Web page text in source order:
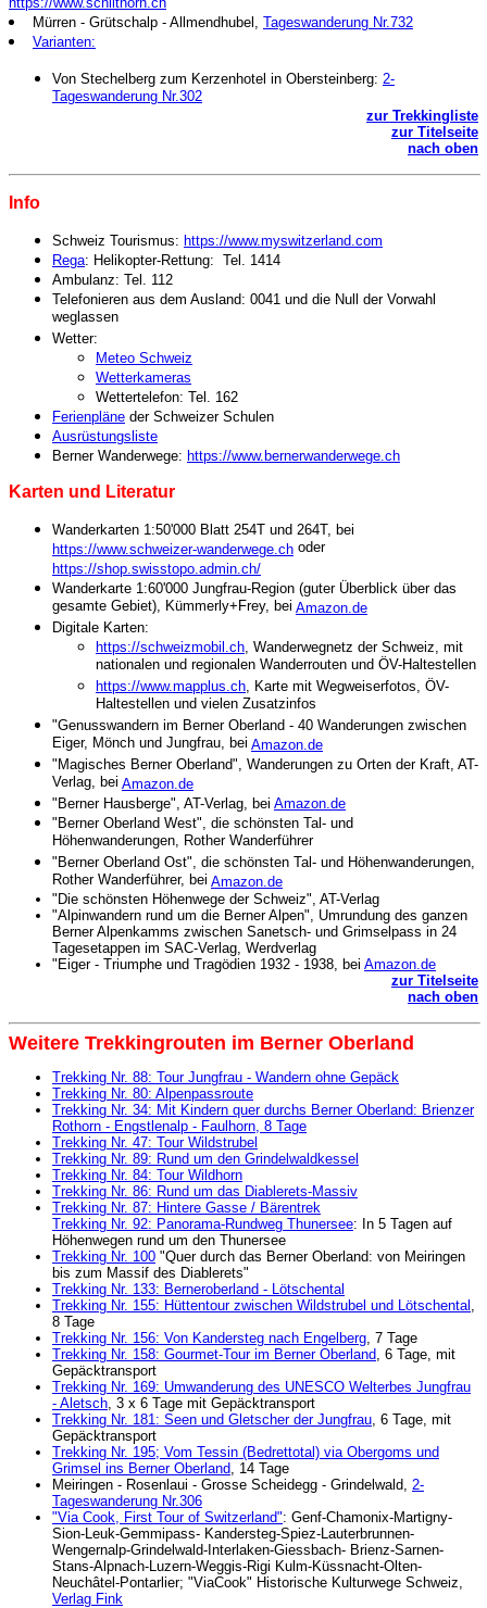
Mürren - Grütschalp - Allmendhubel, Tageswanderung Nr.732
Varianten:
Von Stechelberg zum Kerzenhotel in Obersteinberg: 2-
Tageswanderung Nr.302
zur Trekkingliste
zur Titelseite
nach oben
Info
Schweiz Tourismus: https://www.myswitzerland.com
Rega: Helikopter-Rettung: Tel. 1414
Ambulanz: Tel. 112
Telefonieren aus dem Ausland: 0041 und die Null der Vorwahl
weglassen
Wetter:
Meteo Schweiz
Wetterkameras
Wettertelefon: Tel. 162
Ferienpläne der Schweizer Schulen
Ausrüstungsliste
Berner Wanderwege: https://www.bernerwanderwege.ch
Karten und Literatur
Wanderkarten 1:50'000 Blatt 254T und 264T, bei
https://www.schweizer-wanderwege.ch oder
https://shop.swisstopo.admin.ch/
Wanderkarte 1:60'000 Jungfrau-Region (guter Überblick über das
gesamte Gebiet), Kümmerly+Frey, bei Amazon.de
Digitale Karten:
https://schweizmobil.ch, Wanderwegnetz der Schweiz, mit
nationalen und regionalen Wanderrouten und ÖV-Haltestellen
https://www.mapplus.ch, Karte mit Wegweiserfotos, ÖV-
Haltestellen und vielen Zusatzinfos
"Genusswandern im Berner Oberland - 40 Wanderungen zwischen
Eiger, Mönch und Jungfrau, bei Amazon.de
"Magisches Berner Oberland", Wanderungen zu Orten der Kraft, AT-
Verlag, bei Amazon.de
"Berner Hausberge", AT-Verlag, bei Amazon.de
"Berner Oberland West", die schönsten Tal- und
Höhenwanderungen, Rother Wanderführer
"Berner Oberland Ost", die schönsten Tal- und Höhenwanderungen,
Rother Wanderführer, bei Amazon.de
"Die schönsten Höhenwege der Schweiz", AT-Verlag
"Alpinwandern rund um die Berner Alpen", Umrundung des ganzen
Berner Alpenkamms zwischen Sanetsch- und Grimselpass in 24
Tagesetappen im SAC-Verlag, Werdverlag
"Eiger - Triumphe und Tragödien 1932 - 1938, bei Amazon.de
zur Titelseite
nach oben
Weitere Trekkingrouten im Berner Oberland
Trekking Nr. 88: Tour Jungfrau - Wandern ohne Gepäck
Trekking Nr. 80: Alpenpassroute
Trekking Nr. 34: Mit Kindern quer durchs Berner Oberland: Brienzer
Rothorn - Engstlenalp - Faulhorn, 8 Tage
Trekking Nr. 47: Tour Wildstrubel
Trekking Nr. 89: Rund um den Grindelwaldkessel
Trekking Nr. 84: Tour Wildhorn
Trekking Nr. 86: Rund um das Diablerets-Massiv
Trekking Nr. 87: Hintere Gasse / Bärentrek
Trekking Nr. 92: Panorama-Rundweg Thunersee: In 5 Tagen auf
Höhenwegen rund um den Thunersee
Trekking Nr. 100 "Quer durch das Berner Oberland: von Meiringen
bis zum Massif des Diablerets"
Trekking Nr. 133: Berneroberland - Lötschental
Trekking Nr. 155: Hüttentour zwischen Wildstrubel und Lötschental
8 Tage
Trekking Nr. 156: Von Kandersteg nach Engelberg , 7 Tage
Trekking Nr. 158: Gourmet-Tour im Berner Oberland , 6 Tage, mit
Gepäcktransport
Trekking Nr. 169: Umwanderung des UNESCO Welterbes Jungfrau
- Aletsch , 3 x 6 Tage mit Gepäcktransport
Trekking Nr. 181: Seen und Gletscher der Jungfrau , 6 Tage, mit
Gepäcktransport
Trekking Nr. 195; Vom Tessin (Bedrettotal) via Obergoms und
Grimsel ins Berner Oberland , 14 Tage
Meiringen - Rosenlaui - Grosse Scheidegg - Grindelwald, 2-
Tageswanderung Nr.306
"Via Cook, First Tour of Switzerland": Genf-Chamonix-Martigny-
Sion-Leuk-Gemmipass- Kandersteg-Spiez-Lauterbrunnen-
Wengernalp-Grindelwald-Interlaken-Giessbach- Brienz-Sarnen-
Stans-Alpnach-Luzern-Weggis-Rigi Kulm-Küssnacht-Olten-
Neuchâtel-Pontarlier; "ViaCook" Historische Kulturwege Schweiz,
Verlag Fink